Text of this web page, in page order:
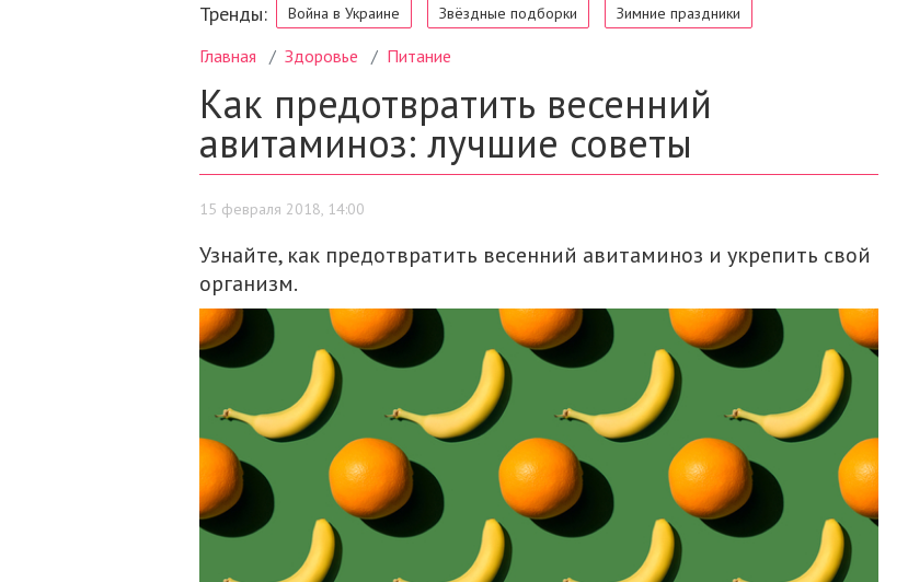
Тренды: Война в Украине Звёздные подборки Зимние праздники
Главная Здоровье Питание
Как предотвратить весенний
авитаминоз: лучшие советы
15 февраля 2018, 14:00
Узнайте, как предотвратить весенний авитаминоз и укрепить свой
организм.